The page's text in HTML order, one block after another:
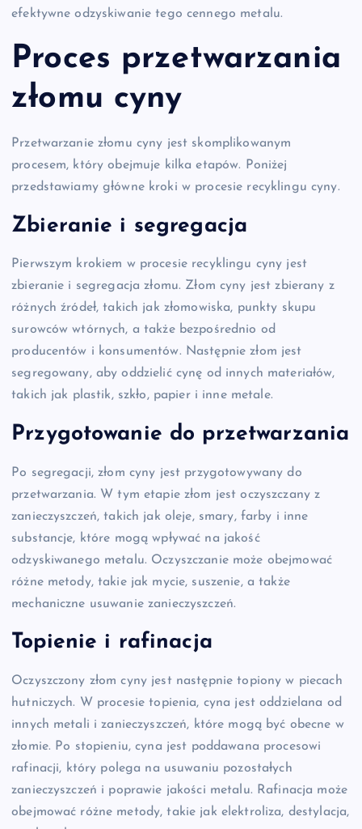
efektywne odzyskiwanie tego cennego metalu.
Proces przetwarzania
złomu cyny
Przetwarzanie złomu cyny jest skomplikowanym
procesem, który obejmuje kilka etapów. Poniżej
przedstawiamy główne kroki w procesie recyklingu cyny.
Zbieranie i segregacja
Pierwszym krokiem w procesie recyklingu cyny jest
zbieranie i segregacja złomu. Złom cyny jest zbierany z
różnych źródeł, takich jak złomowiska, punkty skupu
surowców wtórnych, a także bezpośrednio od
producentów i konsumentów. Następnie złom jest
segregowany, aby oddzielić cynę od innych materiałów,
takich jak plastik, szkło, papier i inne metale.
Przygotowanie do przetwarzania
Po segregacji, złom cyny jest przygotowywany do
przetwarzania. W tym etapie złom jest oczyszczany z
zanieczyszczeń, takich jak oleje, smary, farby i inne
substancje, które mogą wpływać na jakość
odzyskiwanego metalu. Oczyszczanie może obejmować
różne metody, takie jak mycie, suszenie, a także
mechaniczne usuwanie zanieczyszczeń.
Topienie i rafinacja
Oczyszczony złom cyny jest następnie topiony w piecach
hutniczych. W procesie topienia, cyna jest oddzielana od
innych metali i zanieczyszczeń, które mogą być obecne w
złomie. Po stopieniu, cyna jest poddawana procesowi
rafinacji, który polega na usuwaniu pozostałych
zanieczyszczeń i poprawie jakości metalu. Rafinacja może
obejmować różne metody, takie jak elektroliza, destylacja,